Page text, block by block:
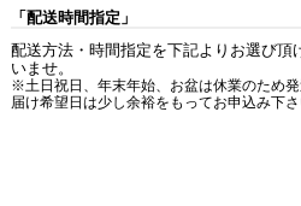
「配送時間指定」
配送方法・時間指定を下記よりお選び頂
いませ。
※土日祝日、年末年始、お盆は休業のため
届け希望日は少し余裕をもってお申込み下さ